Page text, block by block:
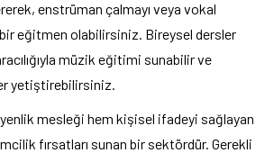
enstrüman çalmayı veya vokal
eğitmen olabilirsiniz. Bireysel dersler
müzik eğitimi sunabilir ve
yetiştirebilirsiniz.
mesleği hem kişisel ifadeyi sağlayan
fırsatları sunan bir sektördür. Gerekli